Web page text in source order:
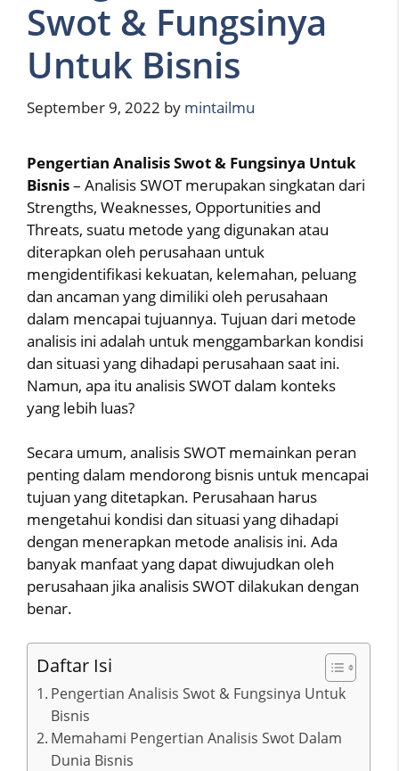
Swot & Fungsinya
Untuk Bisnis
September 9, 2022 by mintailmu
Pengertian Analisis Swot & Fungsinya Untuk
Bisnis– Analisis SWOT merupakan singkatan dari
Strengths, Weaknesses, Opportunities and
Threats, suatu metode yang digunakan atau
diterapkan oleh perusahaan untuk
mengidentifikasi kekuatan, kelemahan, peluang
dan ancaman yang dimiliki oleh perusahaan
dalam mencapai tujuannya. Tujuan dari metode
analisis ini adalah untuk menggambarkan kondisi
dan situasi yang dihadapi perusahaan saat ini.
Namun, apa itu analisis SWOT dalam konteks
yang lebih luas?
Secara umum, analisis SWOT memainkan peran
penting dalam mendorong bisnis untuk mencapai
tujuan yang ditetapkan. Perusahaan harus
mengetahui kondisi dan situasi yang dihadapi
dengan menerapkan metode analisis ini. Ada
banyak manfaat yang dapat diwujudkan oleh
perusahaan jika analisis SWOT dilakukan dengan
benar.
Daftar Isi
Pengertian Analisis Swot & Fungsinya Untuk
Bisnis
Memahami Pengertian Analisis Swot Dalam
Dunia Bisnis